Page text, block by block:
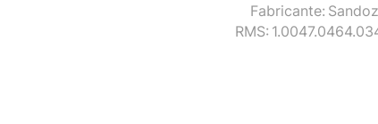
Fabricante: Sandoz
RMS: